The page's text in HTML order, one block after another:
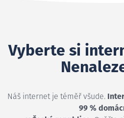
Vyberte si
Náš internet je téměř všude.
99 %